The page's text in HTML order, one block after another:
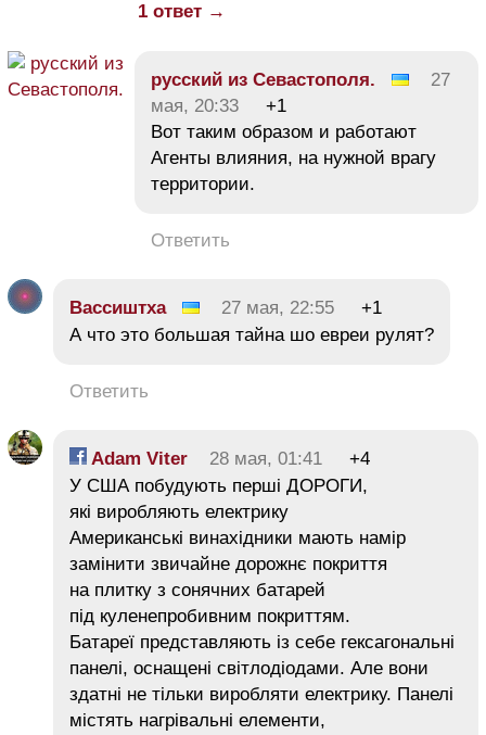
1 ответ →
русский из Севастополя.
27
мая, 20:33
+1
Вот таким образом и работают
Агенты влияния, на нужной врагу
территории.
Ответить
Вассиштха 27 мая, 22:55
+1
А что это большая тайна шо евреи рулят?
Ответить
Adam Viter 28 мая, 01:41
+4
У США побудують перші ДОРОГИ,
які виробляють електрику
Американські винахідники мають намір
замінити звичайне дорожнє покриття
на плитку з сонячних батарей
під куленепробивним покриттям.
Батареї представляють із себе гексагональні
панелі, оснащені світлодіодами. Але вони
здатні не тільки виробляти електрику. Панелі
містять нагрівальні елементи,